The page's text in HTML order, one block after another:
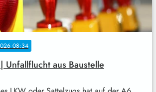
08:34
Unfallflucht aus Baustelle